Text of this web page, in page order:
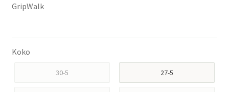
GripWalk
Koko
30-5 27-5